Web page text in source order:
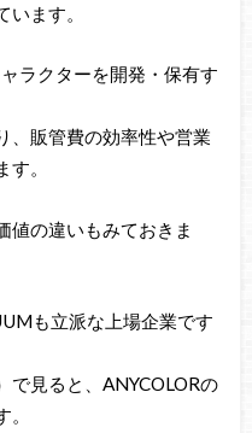
ます。
ラクターを開発・保有す
、販管費の効率性や営業
。
値の違いもみておきま
も立派な上場企業です
で見ると、ANYCOLORの